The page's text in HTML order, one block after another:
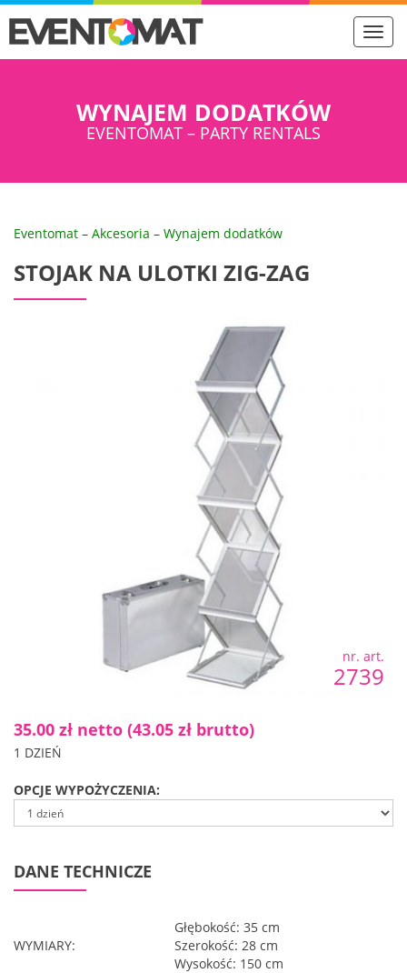
WYNAJEM DODATKÓW
EVENTOMAT – PARTY RENTALS
Eventomat – Akcesoria – Wynajem dodatków
STOJAK NA ULOTKI ZIG-ZAG
nr. art.
2739
35.00 zł netto (43.05 zł brutto)
1 DZIEŃ
OPCJE WYPOŻYCZENIA:
DANE TECHNICZE
WYMIARY:
Głębokość: 35 cm
Szerokość: 28 cm
Wysokość: 150 cm